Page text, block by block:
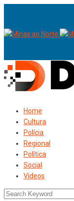
Home
Cultura
Polícia
Regional
Política
Social
Videos